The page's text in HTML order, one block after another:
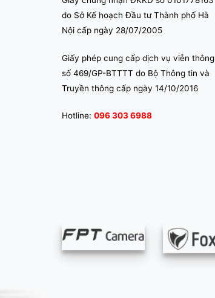
do Sở Kế hoạch Đầu tư Thành phố Hà
Nội cấp ngày 28/07/2005
Giấy phép cung cấp dịch vụ viễn thông
số 469/GP-BTTTT do Bộ Thông tin và
Truyền thông cấp ngày 14/10/2016
Hotline: 096 303 6988